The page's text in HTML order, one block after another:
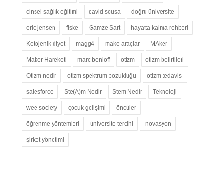
cinsel sağlık eğitimi david sousa doğru üniversite
eric jensen fiske Gamze Sart hayatta kalma rehberi
Ketojenik diyet magg4 make araçlar MAker
Maker Hareketi marc benioff otizm otizm belirtileri
Otizm nedir otizm spektrum bozukluğu otizm tedavisi
salesforce Ste(A)m Nedir Stem Nedir Teknoloji
wee society çocuk gelişimi öncüler
öğrenme yöntemleri üniversite tercihi İnovasyon
şirket yönetimi